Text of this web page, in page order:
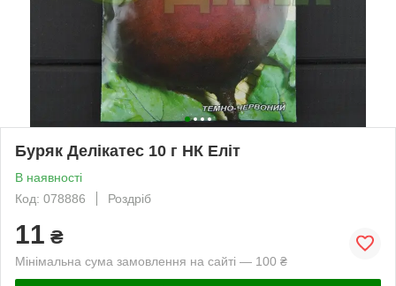
Буряк Делікатес 10 г НК Еліт
В наявності
Код: 078886
Роздріб
11 ₴
Мінімальна сума замовлення на сайті — 100 ₴